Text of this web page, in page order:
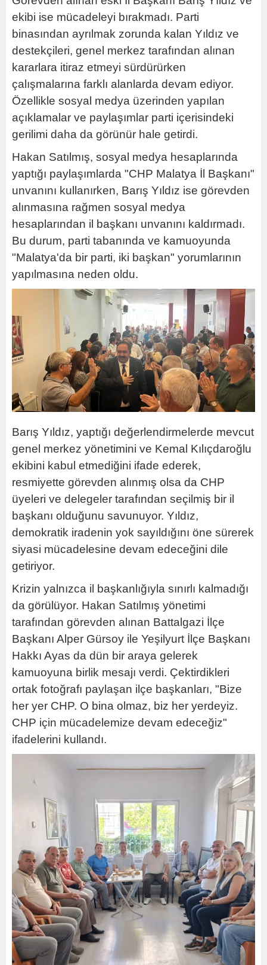
ekibi ise mücadeleyi bırakmadı. Parti
binasından ayrılmak zorunda kalan Yıldız ve
destekçileri, genel merkez tarafından alınan
kararlara itiraz etmeyi sürdürürken
çalışmalarına farklı alanlarda devam ediyor.
Özellikle sosyal medya üzerinden yapılan
açıklamalar ve paylaşımlar parti içerisindeki
gerilimi daha da görünür hale getirdi.
Hakan Satılmış, sosyal medya hesaplarında
yaptığı paylaşımlarda "CHP Malatya İl Başkanı"
unvanını kullanırken, Barış Yıldız ise görevden
alınmasına rağmen sosyal medya
hesaplarından il başkanı unvanını kaldırmadı.
Bu durum, parti tabanında ve kamuoyunda
"Malatya'da bir parti, iki başkan" yorumlarının
yapılmasına neden oldu.
Barış Yıldız, yaptığı değerlendirmelerde mevcut
genel merkez yönetimini ve Kemal Kılıçdaroğlu
ekibini kabul etmediğini ifade ederek,
resmiyette görevden alınmış olsa da CHP
üyeleri ve delegeler tarafından seçilmiş bir il
başkanı olduğunu savunuyor. Yıldız,
demokratik iradenin yok sayıldığını öne sürerek
siyasi mücadelesine devam edeceğini dile
getiriyor.
Krizin yalnızca il başkanlığıyla sınırlı kalmadığı
da görülüyor. Hakan Satılmış yönetimi
tarafından görevden alınan Battalgazi İlçe
Başkanı Alper Gürsoy ile Yeşilyurt İlçe Başkanı
Hakkı Ayas da dün bir araya gelerek
kamuoyuna birlik mesajı verdi. Çektirdikleri
ortak fotoğrafı paylaşan ilçe başkanları, "Bize
her yer CHP. O bina olmaz, biz her yerdeyiz.
CHP için mücadelemize devam edeceğiz"
ifadelerini kullandı.